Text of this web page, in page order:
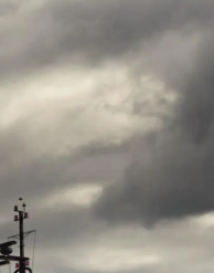
Il Team
Lifestyle